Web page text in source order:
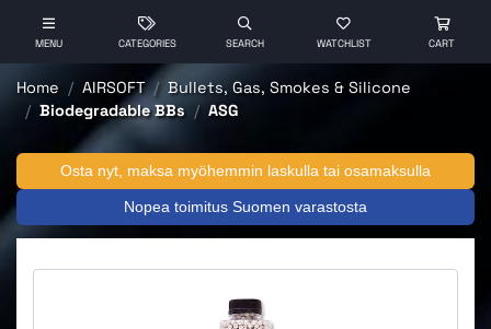
MENU CATEGORIES SEARCH WATCHLIST CART
Home AIRSOFT
Bullets, Gas, Smokes & Silicone
Biodegradable BBs
ASG
Osta nyt, maksa myöhemmin laskulla tai osamaksulla
Nopea toimitus Suomen varastosta